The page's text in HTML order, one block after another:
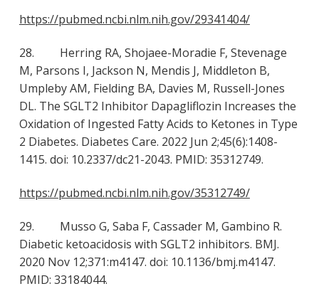
https://pubmed.ncbi.nlm.nih.gov/29341404/
28. Herring RA, Shojaee-Moradie F, Stevenage
M, Parsons I, Jackson N, Mendis J, Middleton B,
Umpleby AM, Fielding BA, Davies M, Russell-Jones
DL. The SGLT2 Inhibitor Dapagliflozin Increases the
Oxidation of Ingested Fatty Acids to Ketones in Type
2 Diabetes. Diabetes Care. 2022 Jun 2;45(6):1408-
1415. doi: 10.2337/dc21-2043. PMID: 35312749.
https://pubmed.ncbi.nlm.nih.gov/35312749/
29. Musso G, Saba F, Cassader M, Gambino R.
Diabetic ketoacidosis with SGLT2 inhibitors. BMJ.
2020 Nov 12;371:m4147. doi: 10.1136/bmj.m4147.
PMID: 33184044.